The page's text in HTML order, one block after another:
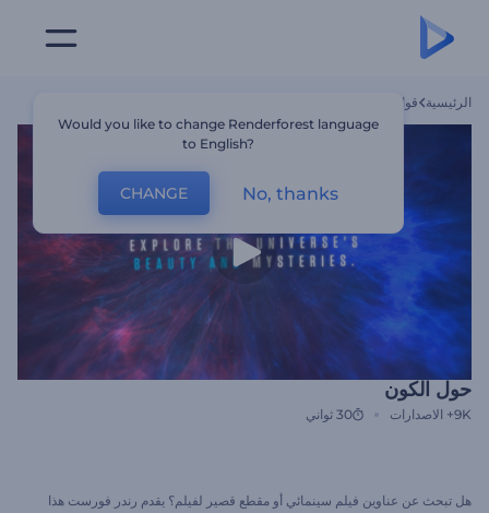
الرئيسية قوالب
حول الكون
9K+ الاصدارات 30 ثواني
هل تبحث عن عناوين فيلم سينمائي أو مقطع قصير لفيلم؟ يقدم رندر فورست هذا
Would you like to change Renderforest language
to English?
CHANGE No, thanks